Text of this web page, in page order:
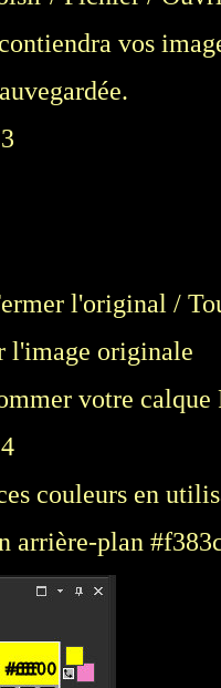
vos
l'original /
l'image originale
votre calque
couleurs en
arrière-plan